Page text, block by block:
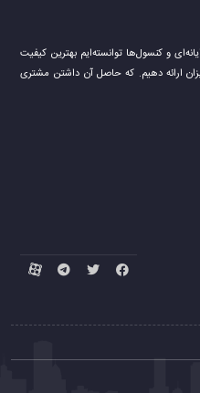
و کنسول‌ها توانسته‌ایم بهترین کیفیت
ارائه دهیم. که حاصل آن داشتن مشتری